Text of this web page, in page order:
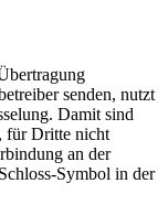
senden, nutzt
Damit sind
für Dritte nicht
an der
Symbol in der